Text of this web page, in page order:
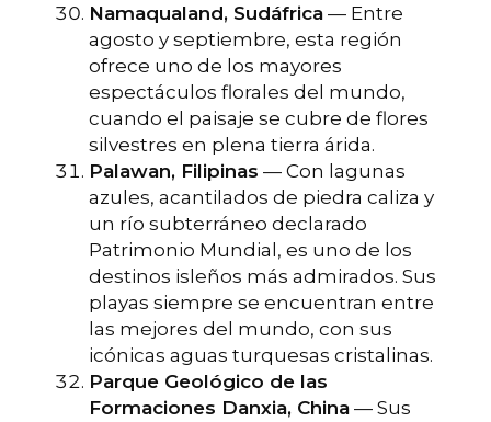
Namaqualand, Sudáfrica — Entre
agosto y septiembre, esta región
ofrece uno de los mayores
espectáculos florales del mundo,
cuando el paisaje se cubre de flores
silvestres en plena tierra árida.
Palawan, Filipinas — Con lagunas
azules, acantilados de piedra caliza y
un río subterráneo declarado
Patrimonio Mundial, es uno de los
destinos isleños más admirados. Sus
playas siempre se encuentran entre
las mejores del mundo, con sus
icónicas aguas turquesas cristalinas.
Parque Geológico de las
Formaciones Danxia, China — Sus